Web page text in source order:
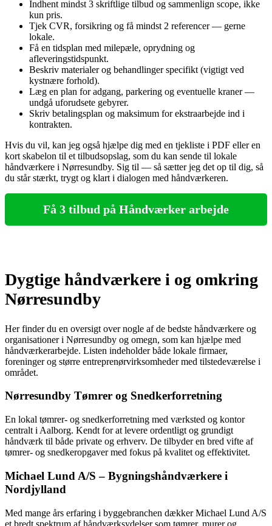
Indhent mindst 3 skriftlige tilbud og sammenlign scope, ikke
kun pris.
Tjek CVR, forsikring og få mindst 2 referencer — gerne
lokale.
Få en tidsplan med milepæle, oprydning og
afleveringstidspunkt.
Beskriv materialer og behandlinger specifikt (vigtigt ved
kystnære forhold).
Læg en plan for adgang, parkering og eventuelle kraner —
undgå uforudsete gebyrer.
Skriv betalingsplan og maksimum for ekstraarbejde ind i
kontrakten.
Hvis du vil, kan jeg også hjælpe dig med en tjekliste i PDF eller en
kort skabelon til et tilbudsopslag, som du kan sende til lokale
håndværkere i Nørresundby. Sig til — så sætter jeg det op til dig, så
du står stærkt, trygt og klart i dialogen med håndværkeren.
Få 3 tilbud på Håndværker arbejde
Dygtige håndværkere i og omkring
Nørresundby
Her finder du en oversigt over nogle af de bedste håndværkere og
organisationer i Nørresundby og omegn, som kan hjælpe med
håndværkerarbejde. Listen indeholder både lokale firmaer,
foreninger og større entreprenørvirksomheder med tilstedeværelse i
området.
Nørresundby Tømrer og Snedkerforretning
En lokal tømrer- og snedkerforretning med værksted og kontor
centralt i Aalborg. Kendt for at levere ordentligt og grundigt
håndværk til både private og erhverv. De tilbyder en bred vifte af
tømrer- og snedkeropgaver med fokus på kvalitet og effektivitet.
Michael Lund A/S – Bygningshåndværkere i
Nordjylland
Med mange års erfaring i byggebranchen dækker Michael Lund A/S
et bredt spektrum af håndværksydelser som tømrer, murer og